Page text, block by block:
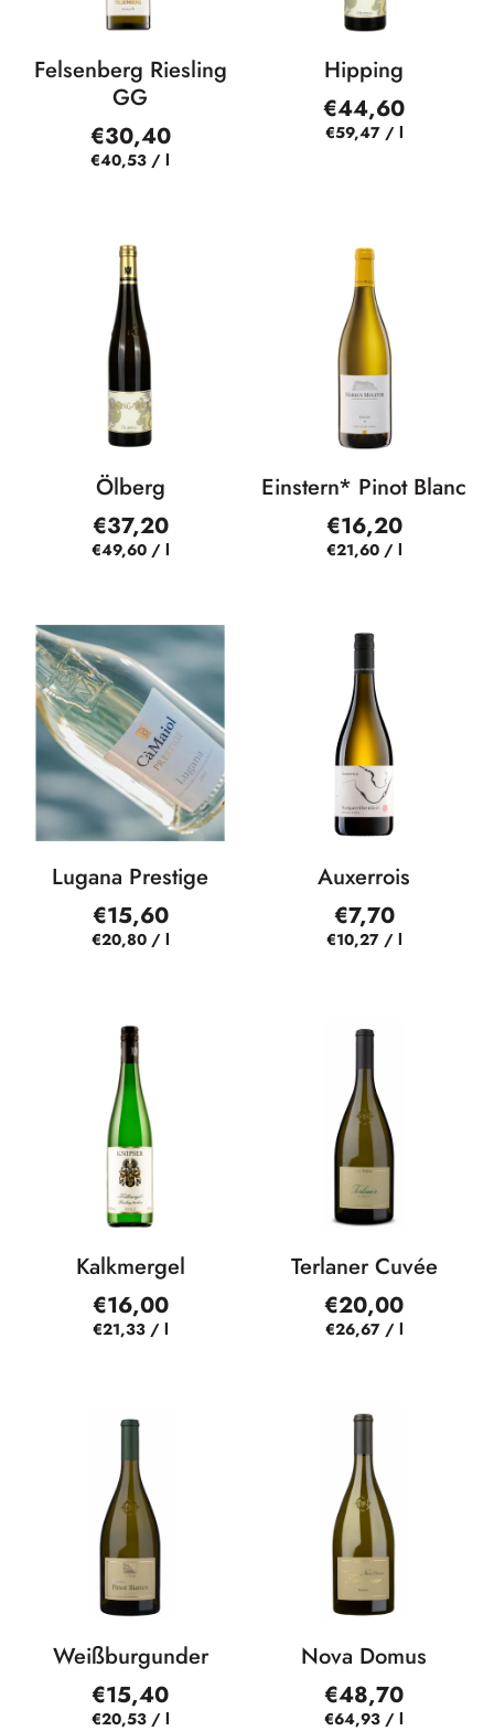
Felsenberg Riesling
GG
€30,40
€40,53 / l
Hipping
€44,60
€59,47 / l
Ölberg
€37,20
€49,60 / l
Einstern* Pinot Blanc
€16,20
€21,60 / l
Lugana Prestige
€15,60
€20,80 / l
Auxerrois
€7,70
€10,27 / l
Kalkmergel
€16,00
€21,33 / l
Terlaner Cuvée
€20,00
€26,67 / l
Weißburgunder
€15,40
€20,53 / l
Nova Domus
€48,70
€64,93 / l